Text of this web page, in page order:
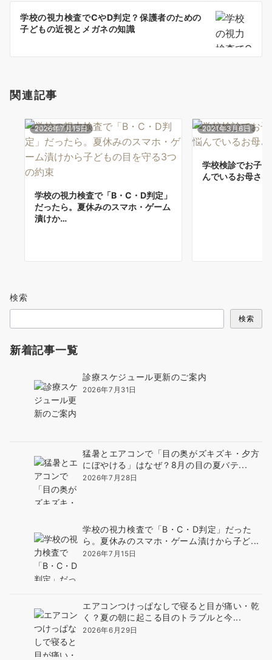
ン
学校の視力検査でCやD判定？保護者のための
子どもの近視とメガネの知識
関連記事
2026年7月15日
学校の視力検査で「B・C・D判定」
だったら。夏休みのスマホ・ゲーム
漬けか…
2021年3月6日
学校検診でお子
んでいるお母さま
検索
検索
新着記事一覧
診療スケジュール更新のご案内
2026年7月31日
猛暑とエアコンで「目の奥がズキズキ・夕方
にぼやける」はなぜ？8月の目の夏バテ...
2026年7月28日
学校の視力検査で「B・C・D判定」だった
ら。夏休みのスマホ・ゲーム漬けから子ど...
2026年7月15日
エアコンつけっぱなしで寝ると目が痛い・乾
く？夏の朝に起こる目のトラブルと今...
2026年6月29日